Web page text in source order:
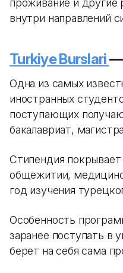
проживание и другие
внутри направлений
Turkiye Burslari—
Одна из самых
иностранных
поступающих
бакалавриат,
Стипендия
общежитии,
год изучения
Особенность
заранее поступать в
берет на себя сама